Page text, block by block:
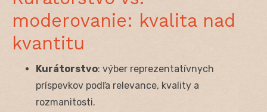
moderovanie: kvalita nad
kvantitu
Kurátorstvo: výber reprezentatívnych
príspevkov podľa relevance, kvality a
rozmanitosti.